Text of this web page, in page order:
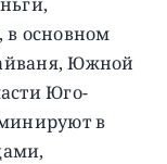
в основном
Южной
Юго-
в